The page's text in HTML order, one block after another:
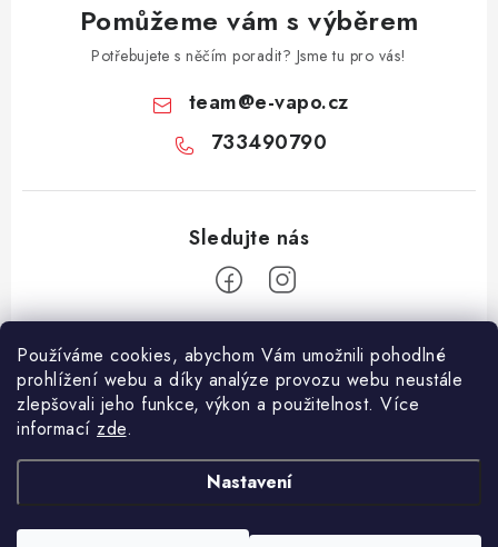
Používáme cookies, abychom Vám umožnili pohodlné
prohlížení webu a díky analýze provozu webu neustále
zlepšovali jeho funkce, výkon a použitelnost. Více
informací zde.
Nastavení
Pomůžeme vám s výběrem
Potřebujete s něčím poradit? Jsme tu pro vás!
team@e-vapo.cz
733490790
Z
Facebook
Jak reklamovat či vrátit zboží
cookies